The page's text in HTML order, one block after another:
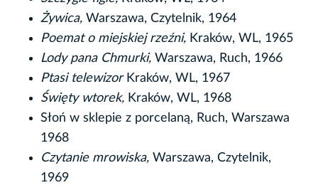
Żywica, Warszawa, Czytelnik, 1964
Poemat o miejskiej rzeźni, Kraków, WL, 1965
Lody pana Chmurki, Warszawa, Ruch, 1966
Ptasi telewizorKraków, WL, 1967
Święty wtorek, Kraków, WL, 1968
Słoń w sklepie z porcelaną, Ruch, Warszawa
1968
Czytanie mrowiska, Warszawa, Czytelnik,
1969